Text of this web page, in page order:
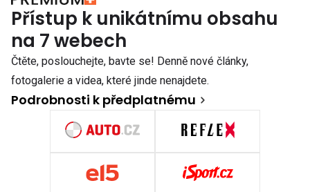
Přístup k unikátnímu obsahu
na 7 webech
Čtěte, poslouchejte, bavte se! Denně nové články,
fotogalerie a videa, které jinde nenajdete.
Podrobnosti k předplatnému